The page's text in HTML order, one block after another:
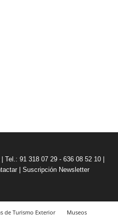
91 318 07 29 - 636 08 52 10 |
Suscripción Newsletter
de Turismo Exterior
Museos